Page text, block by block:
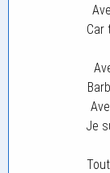
Car
Je